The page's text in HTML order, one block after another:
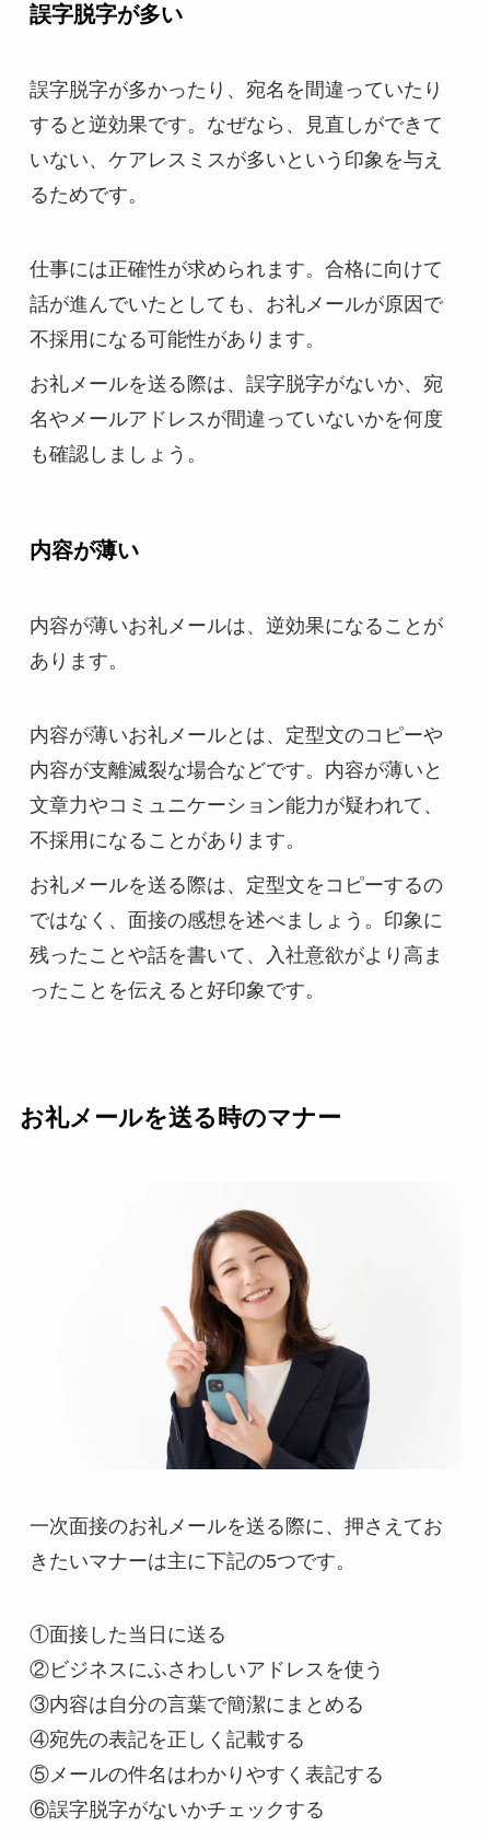
誤字脱字が多い
誤字脱字が多かったり、宛名を間違っていたり
すると逆効果です。なぜなら、見直しができて
いない、ケアレスミスが多いという印象を与え
るためです。
仕事には正確性が求められます。合格に向けて
話が進んでいたとしても、お礼メールが原因で
不採用になる可能性があります。
お礼メールを送る際は、誤字脱字がないか、宛
名やメールアドレスが間違っていないかを何度
も確認しましょう。
内容が薄い
内容が薄いお礼メールは、逆効果になることが
あります。
内容が薄いお礼メールとは、定型文のコピーや
内容が支離滅裂な場合などです。内容が薄いと
文章力やコミュニケーション能力が疑われて、
不採用になることがあります。
お礼メールを送る際は、定型文をコピーするの
ではなく、面接の感想を述べましょう。印象に
残ったことや話を書いて、入社意欲がより高ま
ったことを伝えると好印象です。
お礼メールを送る時のマナー
一次面接のお礼メールを送る際に、押さえてお
きたいマナーは主に下記の5つです。
①面接した当日に送る
②ビジネスにふさわしいアドレスを使う
③内容は自分の言葉で簡潔にまとめる
④宛先の表記を正しく記載する
⑤メールの件名はわかりやすく表記する
⑥誤字脱字がないかチェックする